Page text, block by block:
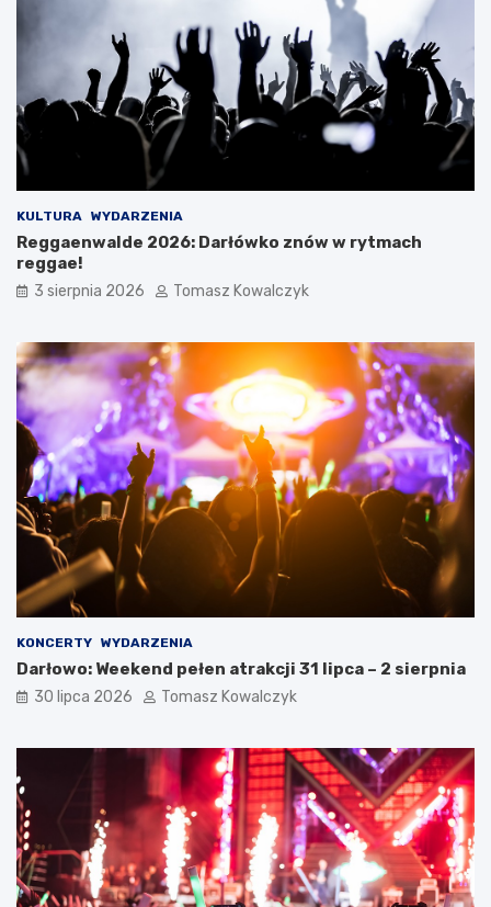
KULTURA WYDARZENIA
Reggaenwalde 2026: Darłówko znów w rytmach
reggae!
3 sierpnia 2026 Tomasz Kowalczyk
KONCERTY WYDARZENIA
Darłowo: Weekend pełen atrakcji 31 lipca – 2 sierpnia
30 lipca 2026 Tomasz Kowalczyk